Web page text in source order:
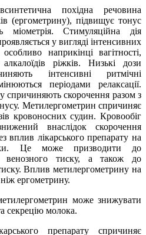
похідна речовина
(ергометрину), підвищує тонус
міометрія. Стимуляційна дія
у вигляді інтенсивних
наприкінці вагітності,
ріжків. Низькі дози
інтенсивні ритмічні
періодами релаксації.
спричиняють скорочення разом з
Метилергометрин спричиняє
кровоносних судин. Кровообіг
внаслідок скорочення
вплив лікарського препарату на
Це може призводити до
венозного тиску, а також до
Вплив метилергометрину на
ергометрину.
може знижувати
секрецію молока.
препарату спричиняє